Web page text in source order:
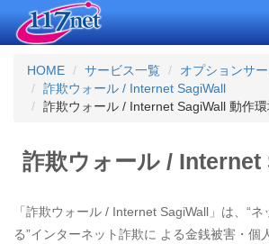
HOME
サービス一覧
オプションサ
詐欺ウォール / Internet SagiWall
詐欺ウォール / Internet SagiWall 動作環
詐欺ウォール / Internet
「詐欺ウォール / Internet SagiWall」は、“
る”インターネット詐欺に よる金銭被害・個